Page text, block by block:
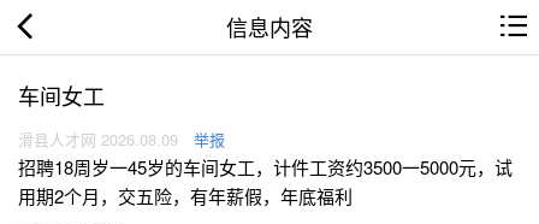
信息内容
车间女工
滑县人才网 2026.08.09 举报
招聘18周岁一45岁的车间女工，计件工资约3500一5000元，试
用期2个月，交五险，有年薪假，年底福利